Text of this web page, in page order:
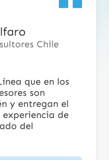
Chile
que en los
son
y entregan el
de
del